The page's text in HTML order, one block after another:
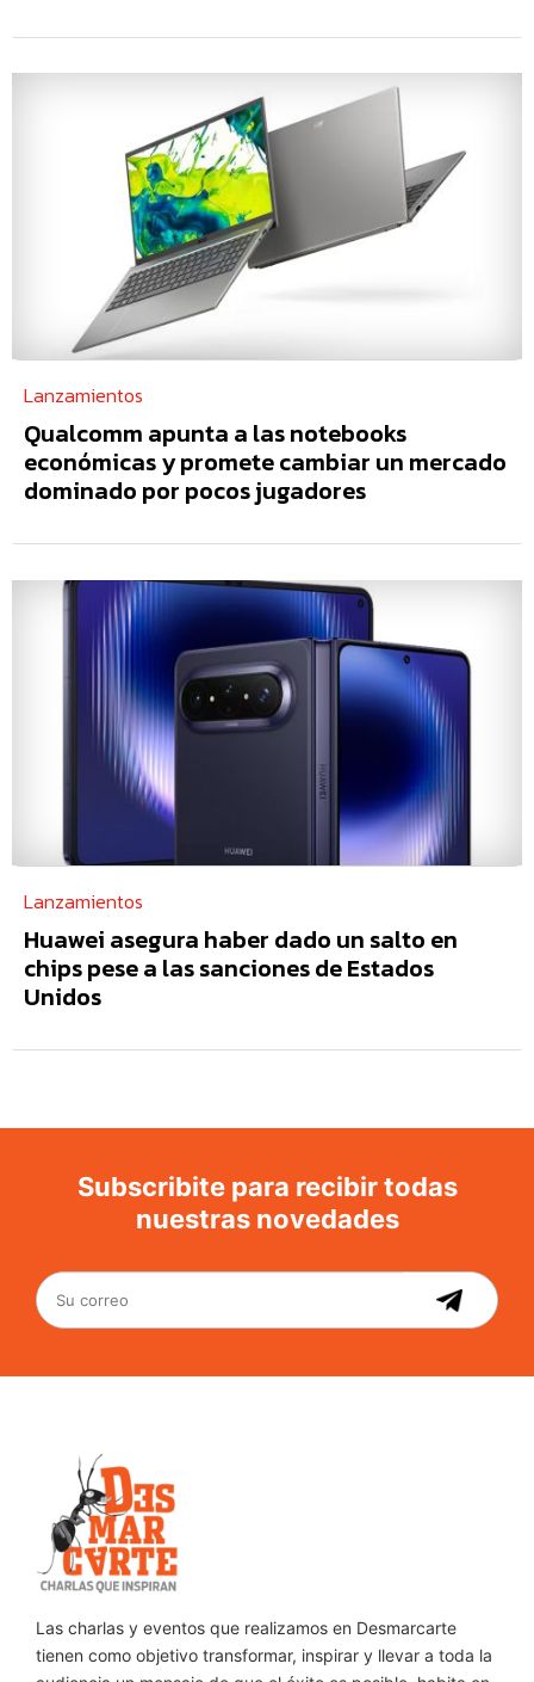
Lanzamientos
Qualcomm apunta a las notebooks
económicas y promete cambiar un mercado
dominado por pocos jugadores
Lanzamientos
Huawei asegura haber dado un salto en
chips pese a las sanciones de Estados
Unidos
Subscribite para recibir todas
nuestras novedades
Las charlas y eventos que realizamos en Desmarcarte
tienen como objetivo transformar, inspirar y llevar a toda la